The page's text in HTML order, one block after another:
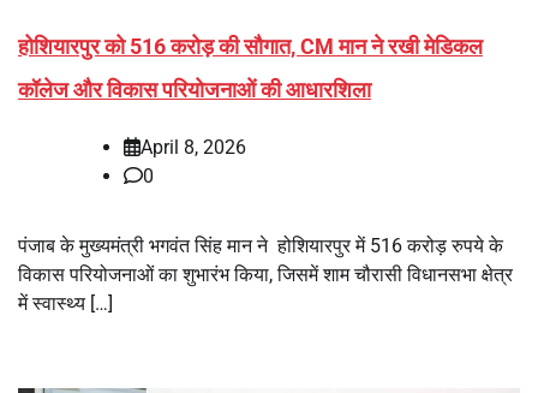
होशियारपुर को 516 करोड़ की सौगात, CM मान ने रखी मेडिकल
कॉलेज और विकास परियोजनाओं की आधारशिला
April 8, 2026
0
पंजाब के मुख्यमंत्री भगवंत सिंह मान ने होशियारपुर में 516 करोड़ रुपये के
विकास परियोजनाओं का शुभारंभ किया, जिसमें शाम चौरासी विधानसभा क्षेत्र
में स्वास्थ्य […]